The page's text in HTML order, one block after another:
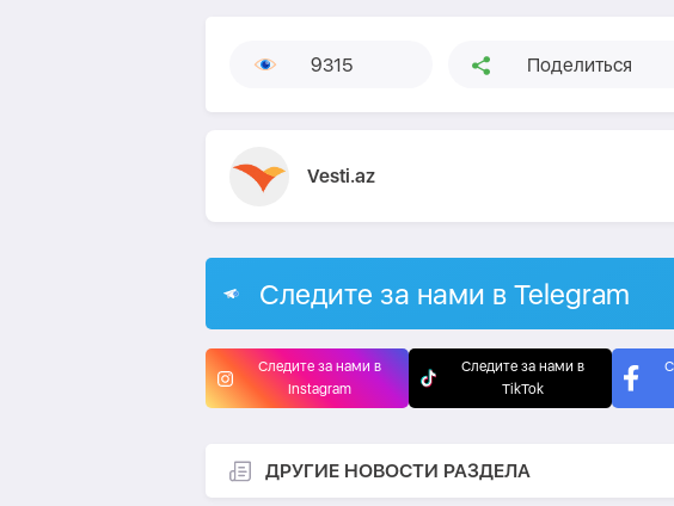
9315 Поделиться
Vesti.az
Следите за нами в Telegram
Следите за нами в
Instagram
Следите за нами в
TikTok
ДРУГИЕ НОВОСТИ РАЗДЕЛА